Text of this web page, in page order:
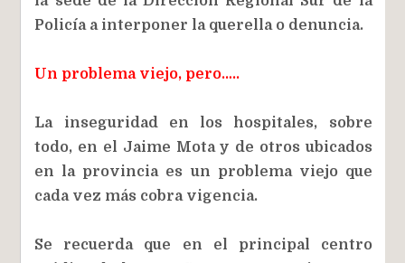
Policía a interponer la querella o denuncia.
Un problema viejo, pero…..
La inseguridad en los hospitales, sobre
todo, en el Jaime Mota y de otros ubicados
en la provincia es un problema viejo que
cada vez más cobra vigencia.
Se recuerda que en el principal centro